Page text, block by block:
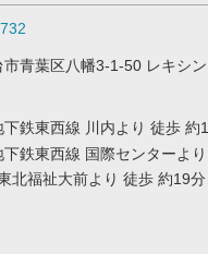
市青葉区八幡3-1-50 レキシ
下鉄東西線 川内より 徒歩 約
下鉄東西線 国際センターよ
北福祉大前より 徒歩 約19分